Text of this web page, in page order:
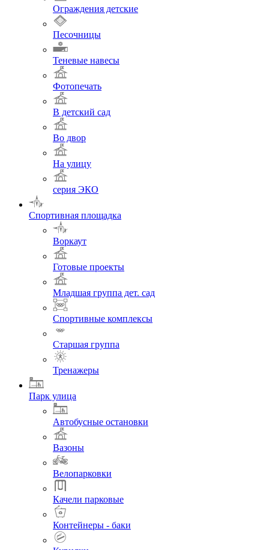
Ограждения детские
Песочницы
Теневые навесы
Фотопечать
В детский сад
Во двор
На улицу
серия ЭКО
Спортивная площадка
Воркаут
Готовые проекты
Младшая группа дет. сад
Спортивные комплексы
Старшая группа
Тренажеры
Парк улица
Автобусные остановки
Вазоны
Велопарковки
Качели парковые
Контейнеры - баки